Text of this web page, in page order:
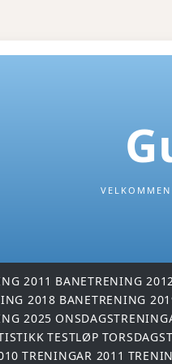
2011 BANETRENING
2018 BANETRENING
2025
TESTLØP
TRENINGAR 2011